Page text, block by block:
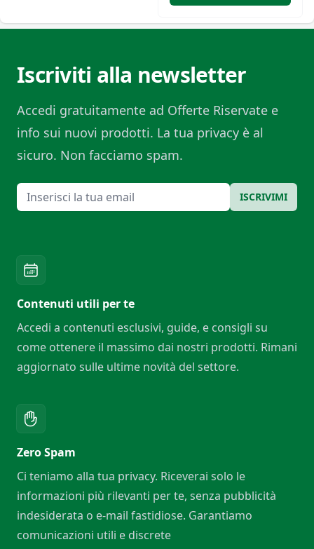
Iscriviti alla newsletter
Accedi gratuitamente ad Offerte Riservate e
info sui nuovi prodotti. La tua privacy è al
sicuro. Non facciamo spam.
Email ISCRIVIMI
Contenuti utili per te
Accedi a contenuti esclusivi, guide, e consigli su
come ottenere il massimo dai nostri prodotti. Rimani
aggiornato sulle ultime novità del settore.
Zero Spam
Ci teniamo alla tua privacy. Riceverai solo le
informazioni più rilevanti per te, senza pubblicità
indesiderata o e-mail fastidiose. Garantiamo
comunicazioni utili e discrete